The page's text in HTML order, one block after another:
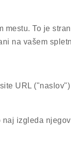
To je
na vašem
URL
izgleda